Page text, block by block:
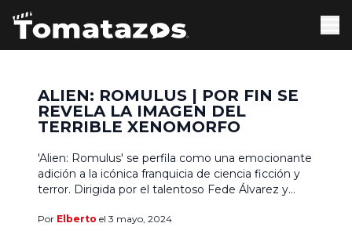
ALIEN: ROMULUS | POR FIN SE
REVELA LA IMAGEN DEL
TERRIBLE XENOMORFO
'Alien: Romulus' se perfila como una emocionante
adición a la icónica franquicia de ciencia ficción y
terror. Dirigida por el talentoso Fede Álvarez y
producción de 'Alien: Romulus' fue posible gracias
Por Elberto el 3 mayo, 2024